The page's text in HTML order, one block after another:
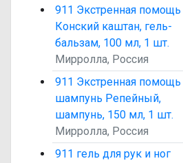
911 Экстренная помощь
Конский каштан, гель-
бальзам, 100 мл, 1 шт.
Мирролла, Россия
911 Экстренная помощь
шампунь Репейный,
шампунь, 150 мл, 1 шт.
Мирролла, Россия
911 гель для рук и ног